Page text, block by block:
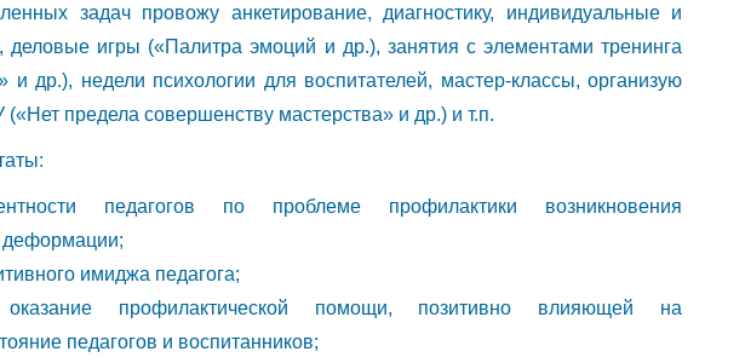
задач провожу анкетирование, диагностику, индивидуальные и
деловые игры («Палитра эмоций и др.), занятия с элементами тренинга
и др.), недели психологии для воспитателей, мастер-классы, организую
предела совершенству мастерства» и др.) и т.п.
педагогов по проблеме профилактики возникновения
деформации;
имиджа педагога;
оказание профилактической помощи, позитивно влияющей на
педагогов и воспитанников;